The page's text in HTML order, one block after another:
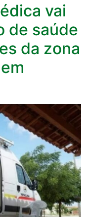
vai
de saúde
da zona